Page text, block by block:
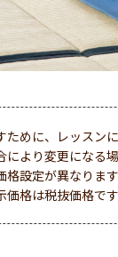
ために、レッスン
により変更になる
設定が異なります
格は税抜価格です